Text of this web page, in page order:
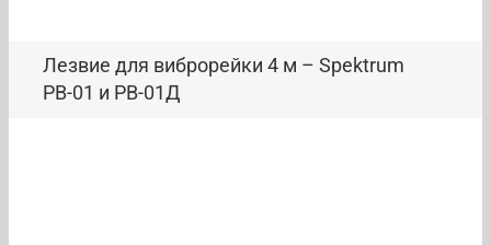
Лезвие для виброрейки 4 м – Spektrum
РВ-01 и РВ-01Д